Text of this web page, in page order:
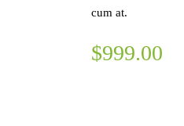
cum at.
$999.00